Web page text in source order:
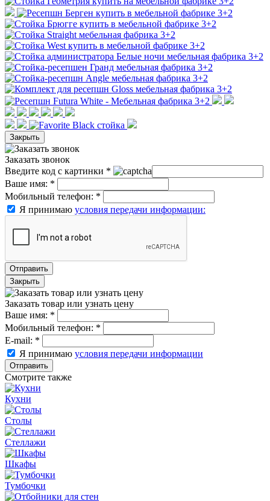
Закрыть
Заказать звонок
Введите код с картинки *
Ваше имя: *
Мобильный телефон: *
Я принимаю условия передачи информации:
Отправить
Закрыть
Заказать товар или узнать цену
Ваше имя: *
Мобильный телефон: *
E-mail: *
Я принимаю условия передачи информации
Отправить
Смотрите также
Кухни
Столы
Стеллажи
Шкафы
Тумбочки